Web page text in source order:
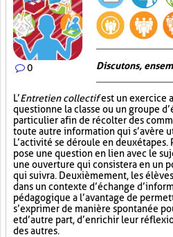
0 Discutons,
L’Entretien collectifest un exercice
questionne la classe ou un groupe
particulier afin de récolter des
toute autre information qui s’avère
L’activité se déroule en deux
pose une question en lien avec le
une ouverture qui consistera en un
qui suivra. Deuxièmement, les
dans un contexte d’échange
pédagogique a l’avantage de
s’exprimer de manière spontanée
et d’autre part, d’enrichir leur
des autres.